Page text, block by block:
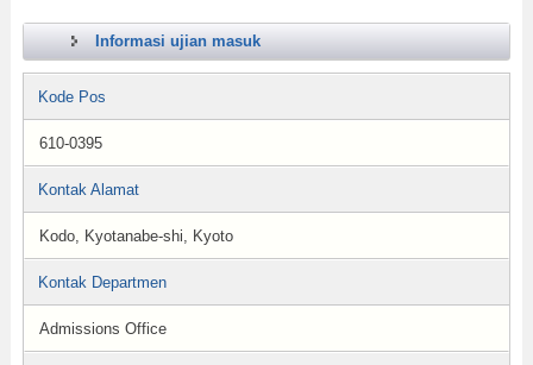
Informasi ujian masuk
Kode Pos
610-0395
Kontak Alamat
Kodo, Kyotanabe-shi, Kyoto
Kontak Departmen
Admissions Office